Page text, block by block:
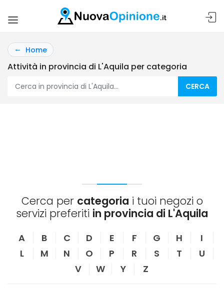
Home
Attività in provincia di L'Aquila per categoria
CERCA
Cerca per categoria i tuoi negozi o
servizi preferiti in provincia di L'Aquila
A B C D E F G H
I
L
M N O P R S T
U
V
W Y Z